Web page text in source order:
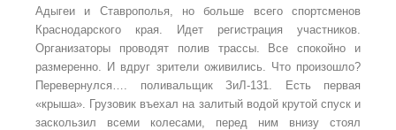
Адыгеи и Ставрополья, но больше всего спортсменов
Краснодарского края. Идет регистрация участников.
Организаторы проводят полив трассы. Все спокойно и
размеренно. И вдруг зрители оживились. Что произошло?
Перевернулся…. поливальщик ЗиЛ-131. Есть первая
«крыша». Грузовик въехал на залитый водой крутой спуск и
заскользил всеми колесами, перед ним внизу стоял